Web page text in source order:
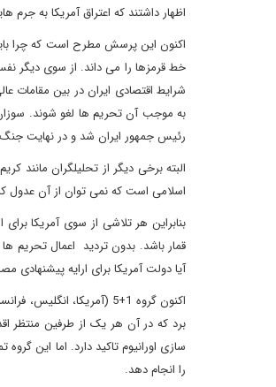
اظهار داشتند که اعتراق آمریکا به جرم
اکنون این پرسش مطرح است که چرا
خط قرمزها را می داند. از سوی دیگر
شرایط اقتصادی ایران در بین مقامات
رئیس جمهور ایران شد و در نهایت جنگ
البته برخی دیگر از تحلیلگران مانند
اسلامی است که نمی توان از آن عدول
بنابراین هر تلاشی از سوی آمریکا
قمار باشد. بدون تردید اعمال
آیا دولت آمریکا برای ارایه پیشنهادی
اکنون گروه 1+5
برد که در آن هر یک از طرفین منتظر
سازی اورانیوم تاکید دارد. اما این
را انجام دهد.